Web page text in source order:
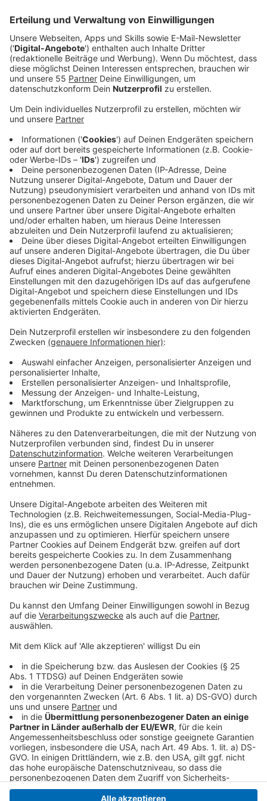
Wenn Selbstzweifel Träume zerstören. Und
vermeintliche Hürden dafür sorgen, Ziele nicht mehr zu
verfolgen, wird es wohl Zeit für eine Kampfansage.
Eine Kampfansage an die eigenen Unsicherheiten. An
Kritiker aus dem realen Leben. Und an den verbreiteten
Irrglauben, dass es nicht lohnenswert sei, seine
Träume zu leben. Mit "Dreamer" schreit Singer-
Songwriter Malik Harris nicht nur eine solche
Kampfansage in die Welt hinaus, sondern setzt für sich
selbst auch einen Wegweiser, der ihn stets daran
erinnert, dass es sich immer lohnt, für seine Träume zu
kämpfen.
"Was wäre die Welt ohne Träumer?", fragt sich Malik
Harris. Denn der 25-Jährige hat im Laufe seiner
bisherigen Karriere etwas Wichtiges gelernt: "Ich find's
geil, ein Träumer zu sein." Aus dieser Motivation heraus
ist seine neue Single "Dreamer" entstanden. Ein Song
für Überzeugung und Selbstbestimmtheit. Denn
während die Träume eines Menschen von der
Gesellschaft und den eigenen Selbstzweifeln häufig in
etwas Negatives und Unrealistisches umgekehrt
werden, steht für Harris fest: 'Ich scheue mich nicht
davor, ein Träumer zu sein.'
Anzeige
Wir benötigen Ihre
Zustimmung, um den YouTube
Wir verwenden einen Service eines
Drittanbieters, um Videoinhalte
einzubetten. Dieser Service kann
Daten zu Ihren Aktivitäten
sammeln. Bitte lesen Sie die
Details durch und stimmen Sie der
Video anzusehen.
Akzeptieren
powered byUsercentrics Consent
Management Platform
Malik Harris - Dreamer (Official Video)
Anzeige
Anzeige